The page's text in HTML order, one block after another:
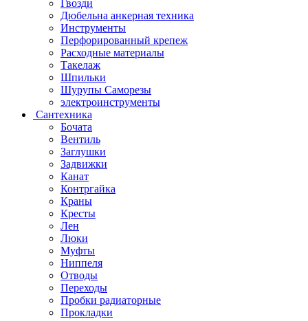
Гвозди
Дюбельна анкерная техника
Инструменты
Перфорированный крепеж
Расходные материалы
Такелаж
Шпильки
Шурупы Саморезы
электроинструменты
Сантехника
Бочата
Вентиль
Заглушки
Задвижки
Канат
Контргайка
Краны
Кресты
Лен
Люки
Муфты
Ниппеля
Отводы
Переходы
Пробки радиаторные
Прокладки